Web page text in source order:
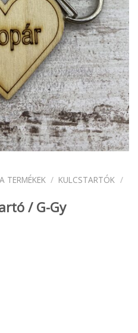
TERMÉKEK / KULCSTARTÓK /
/ G-Gy